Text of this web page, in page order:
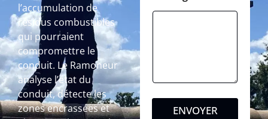
l’accumulation de
résidus combustibles
qui pourraient
compromettre le
conduit. Le Ramoneur
analyse l’état du
conduit, détecte les
zones encrassées et
ENVOYER